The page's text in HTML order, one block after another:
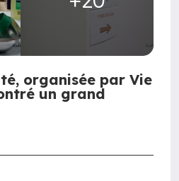
organisée par Vie
un grand